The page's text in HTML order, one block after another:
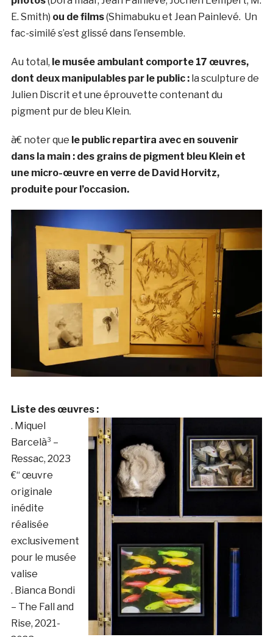
E. Smith) ou de films(Shimabuku et Jean Painlevé. Un
fac-similé s’est glissé dans l’ensemble.
Au total, le musée ambulant comporte 17 œuvres,
dont deux manipulables par le public :la sculpture de
Julien Discrit et une éprouvette contenant du
pigment pur de bleu Klein.
à€ noter que le public repartira avec en souvenir
dans la main : des grains de pigment bleu Klein et
une micro-œuvre en verre de David Horvitz,
produite pour l’occasion.
Liste des œuvres :
. Miquel
Barcelà³ –
Ressac, 2023
€“ œuvre
originale
inédite
réalisée
exclusivement
pour le musée
valise
. Bianca Bondi
– The Fall and
Rise, 2021-